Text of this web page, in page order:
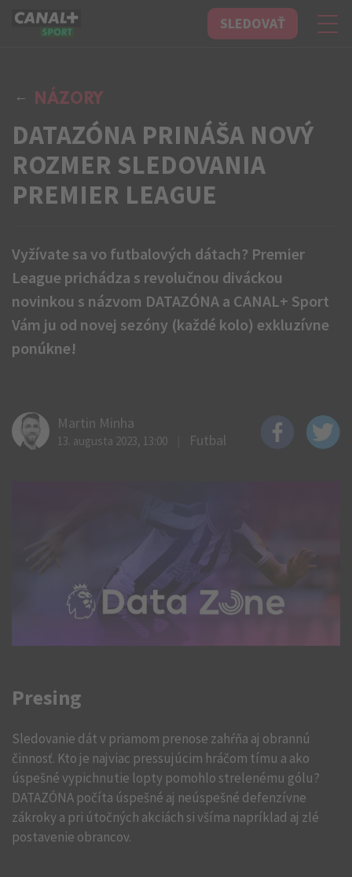
CANAL+ Sport SLEDOVAŤ
NÁZORY
DATAZÓNA PRINÁŠA NOVÝ
ROZMER SLEDOVANIA
PREMIER LEAGUE
Vyžívate sa vo futbalových dátach? Premier
League prichádza s revolučnou diváckou
novinkou s názvom DATAZÓNA a CANAL+ Sport
Vám ju od novej sezóny (každé kolo) exkluzívne
ponúkne!
Martin Minha
13. augusta 2023, 13:00 Futbal
Presing
Sledovanie dát v priamom prenose zahŕňa aj obrannú
činnosť. Kto je najviac pressujúcim hráčom tímu a ako
úspešné vypichnutie lopty pomohlo strelenému gólu?
DATAZÓNA počíta úspešné aj neúspešné defenzívne
zákroky a pri útočných akciách si všíma napríklad aj zlé
postavenie obrancov.